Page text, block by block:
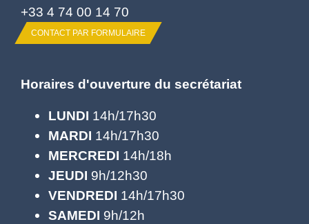
+33 4 74 00 14 70
CONTACT PAR FORMULAIRE
Horaires d'ouverture du secrétariat
LUNDI 14h/17h30
MARDI 14h/17h30
MERCREDI 14h/18h
JEUDI 9h/12h30
VENDREDI 14h/17h30
SAMEDI 9h/12h